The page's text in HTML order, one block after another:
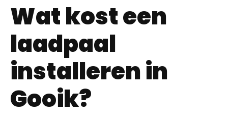
Wat kost een
laadpaal
installeren in
Gooik?